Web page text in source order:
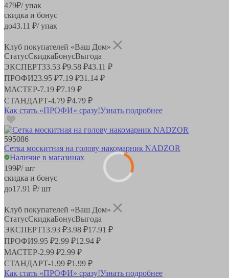
479₽/ упак
скидка и бонус
до43.11 ₽/ упак
Клуб покупателей «Ваш Дом»
СтатусСкидкаБонусВыгода
ЭКСПЕРТ33.53 ₽9.58 ₽43.11 ₽
ПРОФИ23.95 ₽7.19 ₽31.14 ₽
МАСТЕР-7.19 ₽7.19 ₽
СТАНДАРТ-4.79 ₽4.79 ₽
Как стать «ПРОФИ» сразу!Узнать подробнее
595086
Сетка москитная на голову накомарник NADZOR
Наличие в магазинах
199₽/ шт
скидка и бонус
до17.91 ₽/ шт
Клуб покупателей «Ваш Дом»
СтатусСкидкаБонусВыгода
ЭКСПЕРТ13.93 ₽3.98 ₽17.91 ₽
ПРОФИ9.95 ₽2.99 ₽12.94 ₽
МАСТЕР-2.99 ₽2.99 ₽
СТАНДАРТ-1.99 ₽1.99 ₽
Как стать «ПРОФИ» сразу!Узнать подробнее